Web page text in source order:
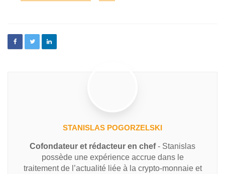
STANISLAS POGORZELSKI
Cofondateur et rédacteur en chef- Stanislas
possède une expérience accrue dans le
traitement de l’actualité liée à la crypto-monnaie et